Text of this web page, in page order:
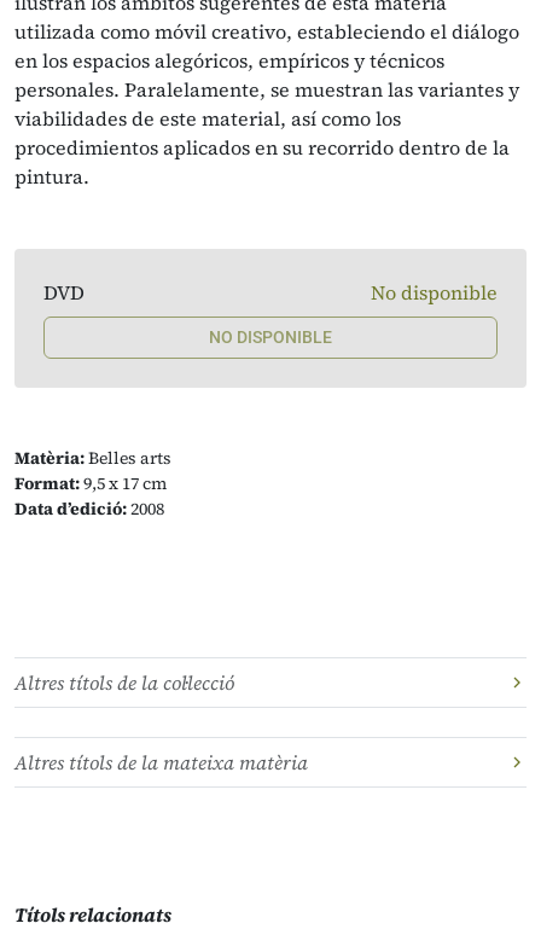
utilizada como móvil creativo, estableciendo el diálogo
en los espacios alegóricos, empíricos y técnicos
personales. Paralelamente, se muestran las variantes y
viabilidades de este material, así como los
procedimientos aplicados en su recorrido dentro de la
pintura.
Matèria:Belles arts
Format:9,5 x 17 cm
Data d’edició:2008
DVD No disponible
NO DISPONIBLE
Altres títols de la col·lecció
Altres títols de la mateixa matèria
Títols relacionats